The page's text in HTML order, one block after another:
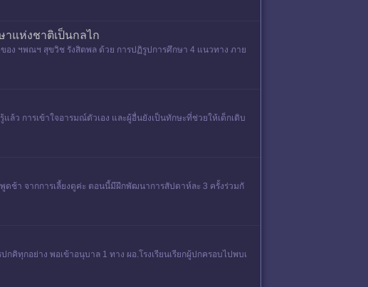
แห่งชาติเป็นกลไก
ง ฯพณฯ สุขวิช รังสิตพล ด้วย การปฏิรูปการศึกษา 4 แนวทาง ภาย
ล้ว การเข้าใจอารมณ์ตัวเอง และผู้อื่นยังเป็นทักษะที่ช่วยให้เด็กเติบ
ช้า จากการเลี้ยงดูค่ะ ตอนนี้มีฝึกพัฒนาการสัปดาห์ละ 3 ครั้งร่วมกั
ทุกอย่าง พอเข้าอนุบาล 1 ทาง ผอ.โรงเรียนเรียกผู้ปกครอบไปพบเ